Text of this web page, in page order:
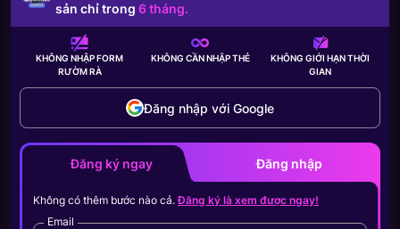
sản chỉ trong 6 tháng.
KHÔNG NHẬP FORM
RƯỜM RÀ
KHÔNG CẦNNHẬP THẺ KHÔNG GIỚI HẠNTHỜI
GIAN
Đăng nhập với Google
Đăng ký ngay Đăng nhập
Không có thêm bước nào cả.Đăng ký là xem được ngay!
Email